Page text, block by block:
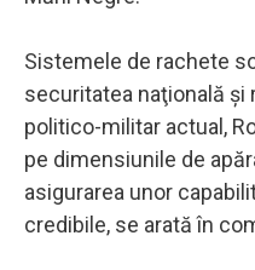
Sistemele de rachete
securitatea naţională şi
politico-militar actual,
pe dimensiunile de
asigurarea unor
credibile, se arată în